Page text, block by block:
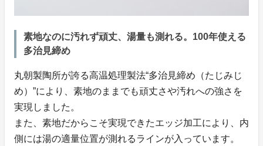
素地なのに汚れず頑丈、湯量も測れる。100年使える
多治見締め
丸朝製陶所が誇る高温処理製法“多治見締め（たじみじ
め）”により、素地のままでも頑丈さや汚れへの強さを
実現しました。
また、素地だからこそ実現できたエッジ加工により、内
側には湯の適量位置が測れるラインが入っています。